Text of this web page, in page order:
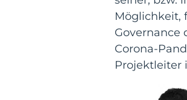
Möglichkeit,
Governance
Corona-
Projektleiter